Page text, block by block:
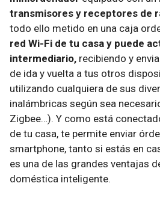
transmisores y receptores de
todo ello metido en una caja
red Wi-Fi de tu casa y puede
intermediario, recibiendo y
de ida y vuelta a tus otros
utilizando cualquiera de sus
inalámbricas según sea
Zigbee…). Y como está
de tu casa, te permite enviar
smartphone, tanto si estás en
es una de las grandes ventajas
doméstica inteligente.